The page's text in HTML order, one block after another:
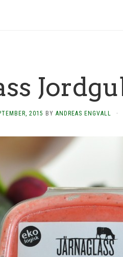
2015 BY ANDREAS ENGVALL ·